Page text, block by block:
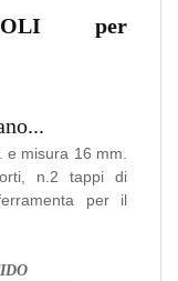
per
e misura 16 mm.
n.2 tappi di
per il